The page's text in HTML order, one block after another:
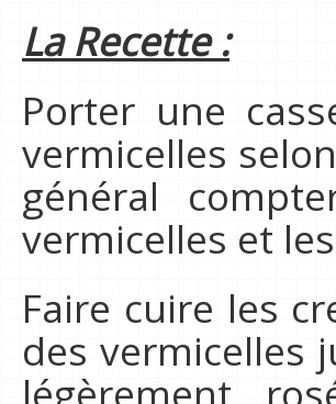
La Recette :
Porter une
vermicelles
général
vermicelles et
Faire cuire les
des vermicelles
légèrement